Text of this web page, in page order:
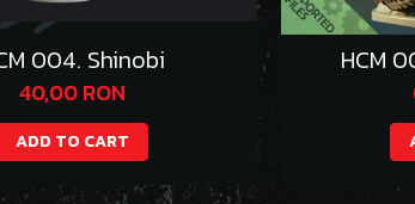
004. Shinobi
40,00 RON
ADD TO CART
HCM